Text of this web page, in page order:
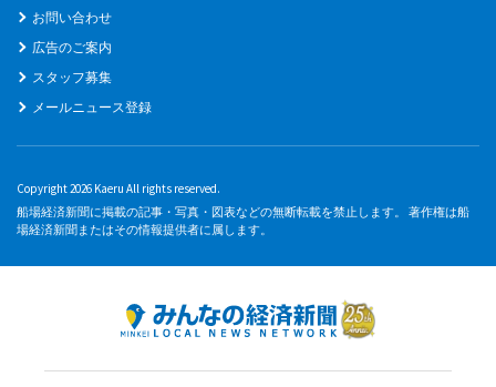
お問い合わせ
広告のご案内
スタッフ募集
メールニュース登録
Copyright 2026 Kaeru All rights reserved.
船場経済新聞に掲載の記事・写真・図表などの無断転載を禁止します。 著作権は船
場経済新聞またはその情報提供者に属します。